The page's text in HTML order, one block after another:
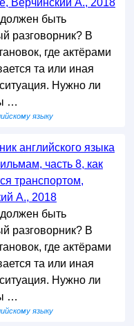
Верчинский А., 2018
быть
разговорник? В
где актёрами
та или иная
Нужно ли
…
языку
английского языка
часть 8, как
транспортом,
А., 2018
быть
разговорник? В
где актёрами
та или иная
Нужно ли
…
языку